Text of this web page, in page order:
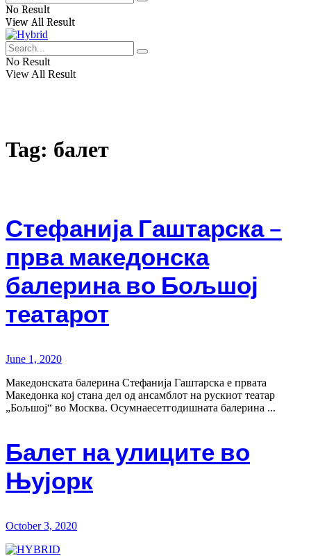
No Result
View All Result
No Result
View All Result
Tag: балет
Стефанија Гаштарска –
прва македонска
балерина во Бољшој
театарот
June 1, 2020
Македонската балерина Стефанија Гаштарска е првата
Македонка кој стана дел од ансамблот на рускиот театар
„Бољшој“ во Москва. Осумнаесетгодишната балерина ...
Балет на улиците во
Њујорк
October 3, 2020